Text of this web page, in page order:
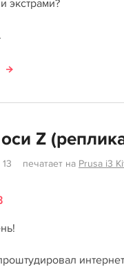
экстрами?
Z
13 печатает на Prusa i3